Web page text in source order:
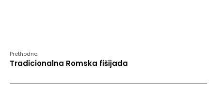
Prethodno:
Tradicionalna Romska fišijada